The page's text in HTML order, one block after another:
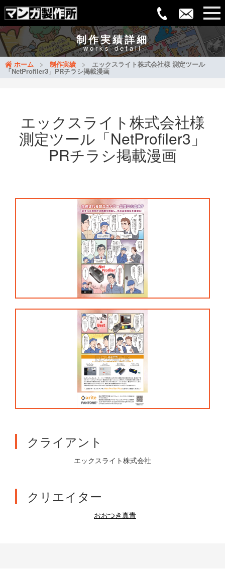
制作実績詳細
-works detail-
ホーム
制作実績 エックスライト株式会社様 測定ツール
「NetProfiler3」PRチラシ掲載漫画
エックスライト株式会社様
測定ツール「NetProfiler3」
PRチラシ掲載漫画
クライアント
エックスライト株式会社
クリエイター
おおつき真青